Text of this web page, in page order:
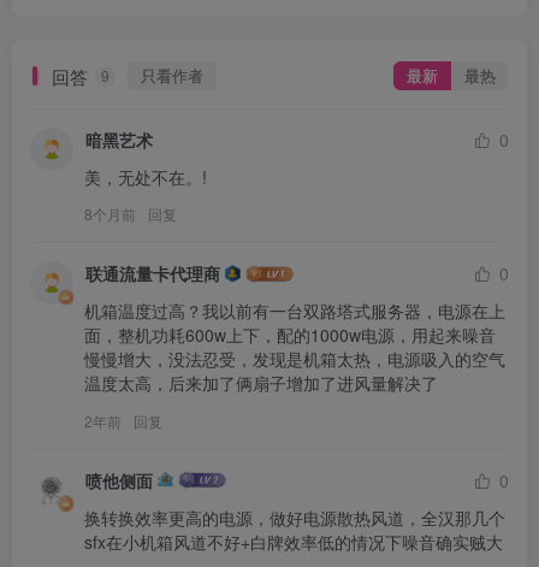
回答 9 只看作者 最新 最热
暗黑艺术
0
美，无处不在。!
8个月前 回复
联通流量卡代理商
0
机箱温度过高？我以前有一台双路塔式服务器，电源在上
面，整机功耗600w上下，配的1000w电源，用起来噪音
慢慢增大，没法忍受，发现是机箱太热，电源吸入的空气
温度太高，后来加了俩扇子增加了进风量解决了
2年前 回复
喷他侧面
0
换转换效率更高的电源，做好电源散热风道，全汉那几个
sfx在小机箱风道不好+白牌效率低的情况下噪音确实贼大